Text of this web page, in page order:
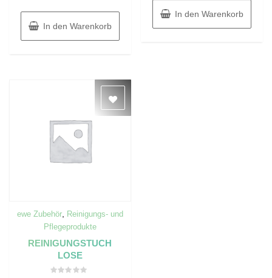
In den Warenkorb
In den Warenkorb
ewe Zubehör, Reinigungs- und
Pflegeprodukte
REINIGUNGSTUCH
LOSE